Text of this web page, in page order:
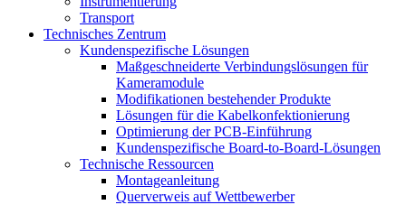
Transport
Technisches Zentrum
Kundenspezifische Lösungen
Maßgeschneiderte Verbindungslösungen für
Kameramodule
Modifikationen bestehender Produkte
Lösungen für die Kabelkonfektionierung
Optimierung der PCB-Einführung
Kundenspezifische Board-to-Board-Lösungen
Technische Ressourcen
Montageanleitung
Querverweis auf Wettbewerber